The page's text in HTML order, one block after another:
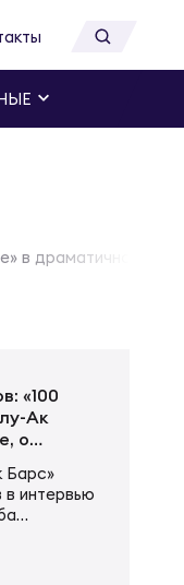
в драматичном
«100
Ак
о
Барс»
интервью